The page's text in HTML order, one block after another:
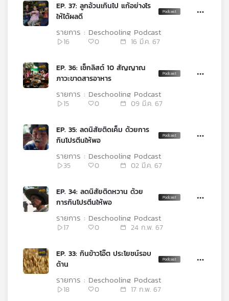
EP. 37: ลูกอ้วนเกินไป แก้อย่างไร
ให้ได้ผลดี
16 0 16 มี.ค. 67
รายการ : Deschooling Podcast
EP. 36: เช็กลิสต์ 10 สัญญาณ
ภาวะขาดสารอาหาร
15 0 09 มี.ค. 67
รายการ : Deschooling Podcast
EP. 35: ลดนิสัยติดเค็ม ด้วยการ
กินโปรตีนให้พอ
35 0 02 มี.ค. 67
รายการ : Deschooling Podcast
EP. 34: ลดนิสัยติดหวาน ด้วย
การกินโปรตีนให้พอ
17 0 24 ก.พ. 67
รายการ : Deschooling Podcast
EP. 33: กินข้าวโอ๊ต ประโยชน์รอบ
ด้าน
18 0 17 ก.พ. 67
รายการ : Deschooling Podcast